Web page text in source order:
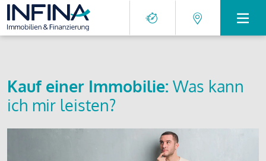
Kauf einer Immobilie: Was kann
ich mir leisten?